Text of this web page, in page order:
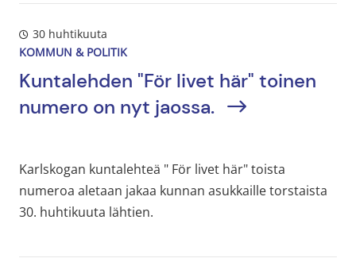
30 huhtikuuta
KOMMUN & POLITIK
Kuntalehden "För livet här" toinen
numero on nyt jaossa.
Karlskogan kuntalehteä " För livet här" toista
numeroa aletaan jakaa kunnan asukkaille torstaista
30. huhtikuuta lähtien.